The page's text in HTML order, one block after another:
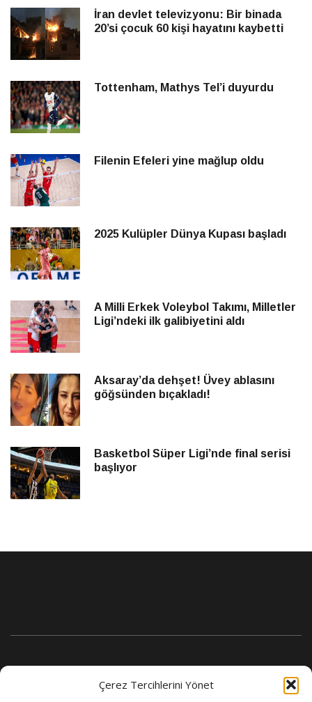
Çerez Tercihlerini Yönet
İran devlet televizyonu: Bir binada
20’si çocuk 60 kişi hayatını kaybetti
Tottenham, Mathys Tel’i duyurdu
Filenin Efeleri yine mağlup oldu
2025 Kulüpler Dünya Kupası başladı
A Milli Erkek Voleybol Takımı, Milletler
Ligi’ndeki ilk galibiyetini aldı
Aksaray’da dehşet! Üvey ablasını
göğsünden bıçakladı!
Basketbol Süper Ligi’nde final serisi
başlıyor